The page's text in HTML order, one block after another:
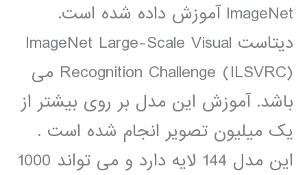
ImageNet آموزش داده شده است.
دیتاست ImageNet Large-Scale Visual
Recognition Challenge (ILSVRC) می
باشد. آموزش این مدل بر روی بیشتر از
یک میلیون تصویر انجام شده است .
این مدل 144 لایه دارد و می تواند 1000